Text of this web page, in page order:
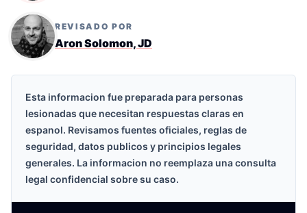
REVISADO POR
Aron Solomon, JD
Esta informacion fue preparada para personas
lesionadas que necesitan respuestas claras en
espanol. Revisamos fuentes oficiales, reglas de
seguridad, datos publicos y principios legales
generales. La informacion no reemplaza una consulta
legal confidencial sobre su caso.